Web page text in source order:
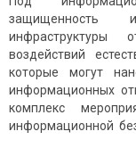
защищенность
инфраструктуры
воздействий
которые могут
информационных
комплекс
информационной